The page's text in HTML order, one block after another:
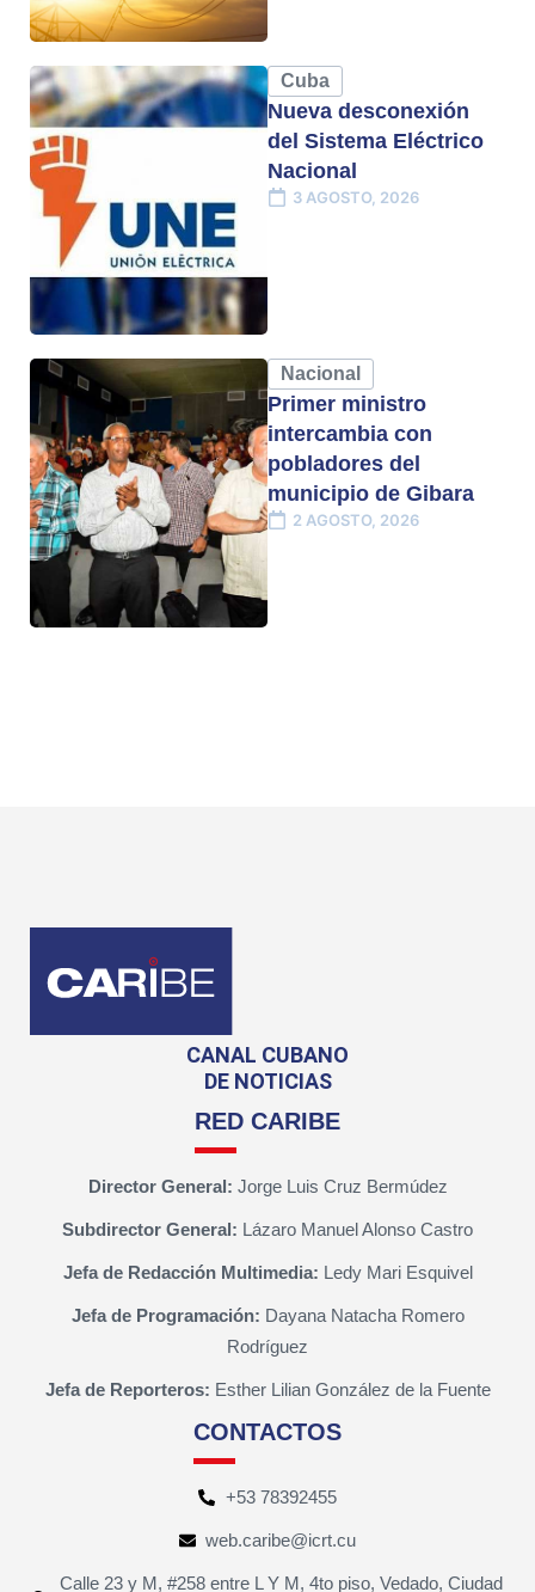
Cuba
Nueva desconexión
del Sistema Eléctrico
Nacional
3 AGOSTO, 2026
Nacional
Primer ministro
intercambia con
pobladores del
municipio de Gibara
2 AGOSTO, 2026
CANAL CUBANO
DE NOTICIAS
RED CARIBE
Director General: Jorge Luis Cruz Bermúdez
Subdirector General: Lázaro Manuel Alonso Castro
Jefa de Redacción Multimedia: Ledy Mari Esquivel
Jefa de Programación: Dayana Natacha Romero
Rodríguez
Jefa de Reporteros: Esther Lilian González de la Fuente
CONTACTOS
+53 78392455
web.caribe@icrt.cu
Calle 23 y M, #258 entre L Y M, 4to piso, Vedado, Ciudad